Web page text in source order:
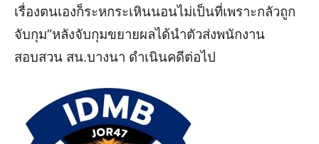
เรื่องตนเองก็ระหกระเหินนอนไม่เป็นที่เพราะกลัวถูก
จับกุม”หลังจับกุมขยายผลได้นำตัวส่งพนักงาน
สอบสวน สน.บางนา ดำเนินคดีต่อไป